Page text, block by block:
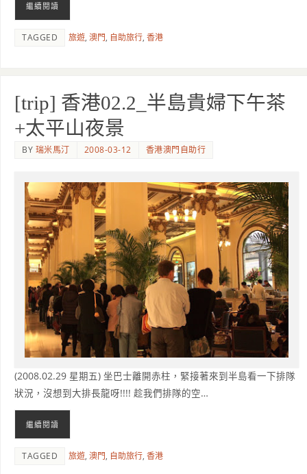
繼續閱讀
TAGGED 旅遊,澳門, 自助旅行,香港
[trip] 香港02.2_半島貴婦下午茶
+太平山夜景
BY 瑞米馬汀 2008-03-12 香港澳門自助行
(2008.02.29 星期五) 坐巴士離開赤柱，緊接著來到半島看一下排隊
狀況，沒想到大排長龍呀!!!! 趁我們排隊的空…
繼續閱讀
TAGGED 旅遊,澳門, 自助旅行,香港